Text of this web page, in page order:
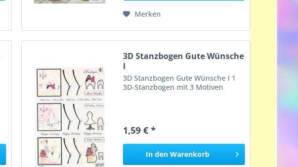
Merken
3D Stanzbogen Gute Wünsche
I
3D Stanzbogen Gute Wünsche I 1
3D-Stanzbogen mit 3 Motiven
1,59 € *
In den Warenkorb